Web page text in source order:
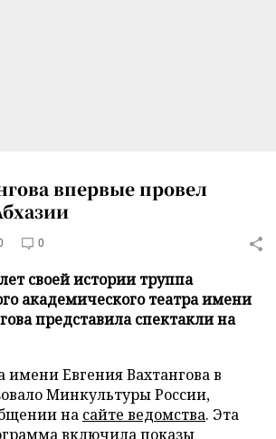
впервые провел
0
своей истории труппа
академического театра имени
представила спектакли на
имени Евгения Вахтангова в
Минкультуры России,
на сайте ведомства. Эта
включила показы